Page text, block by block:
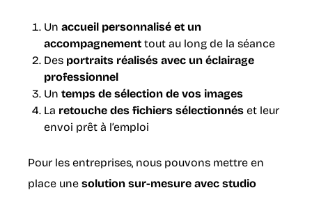
Un accueil personnalisé et un
accompagnement tout au long de la séance
Des portraits réalisés avec un éclairage
professionnel
Un temps de sélection de vos images
La retouche des fichiers sélectionnés et leur
envoi prêt à l’emploi
Pour les entreprises, nous pouvons mettre en
place une solution sur-mesure avec studio